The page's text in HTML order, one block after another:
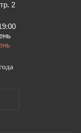
2